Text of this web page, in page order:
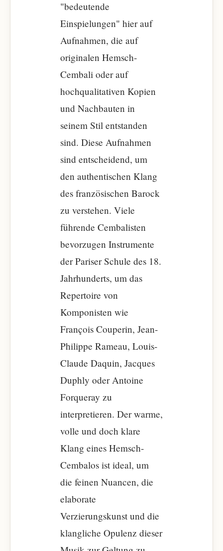
"bedeutende
Einspielungen" hier auf
Aufnahmen, die auf
originalen Hemsch-
Cembali oder auf
hochqualitativen Kopien
und Nachbauten in
seinem Stil entstanden
sind. Diese Aufnahmen
sind entscheidend, um
den authentischen Klang
des französischen Barock
zu verstehen. Viele
führende Cembalisten
bevorzugen Instrumente
der Pariser Schule des 18.
Jahrhunderts, um das
Repertoire von
Komponisten wie
François Couperin, Jean-
Philippe Rameau, Louis-
Claude Daquin, Jacques
Duphly oder Antoine
Forqueray zu
interpretieren. Der warme,
volle und doch klare
Klang eines Hemsch-
Cembalos ist ideal, um
die feinen Nuancen, die
elaborate
Verzierungskunst und die
klangliche Opulenz dieser